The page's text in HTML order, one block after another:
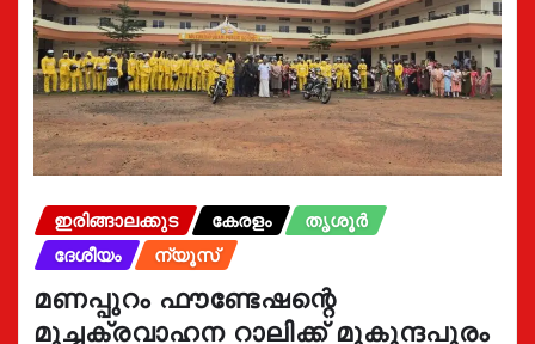
ഇരിങ്ങാലക്കുട കേരളം
തൃശൂർ
ദേശീയം
ന്യൂസ്
മണപ്പുറം ഫൗണ്ടേഷന്റെ
മുച്ചക്രവാഹന റാലിക്ക് മുകുന്ദപുരം